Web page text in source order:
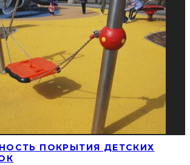
ПОКРЫТИЯ ДЕТСКИХ